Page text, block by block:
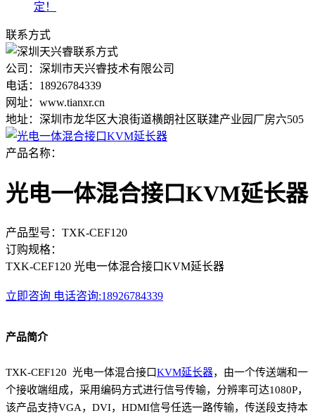
定！
联系方式
公司：深圳市天兴睿技术有限公司
电话：18926784339
网址：www.tianxr.cn
地址：深圳市龙华区大浪街道横朗社区联建产业园厂房六505
产品名称：
光电一体混合接口KVM延长器
产品型号：TXK-CEF120
订购规格：
TXK-CEF120 光电一体混合接口KVM延长器
立即咨询 电话咨询:18926784339
产品简介
TXK-CEF120 光电一体混合接口KVM延长器，由一个传送端和一
个接收端组成，采用编码方式进行信号传输，分辨率可达1080P，
该产品支持VGA，DVI，HDMI信号任选一路传输，传送段支持本